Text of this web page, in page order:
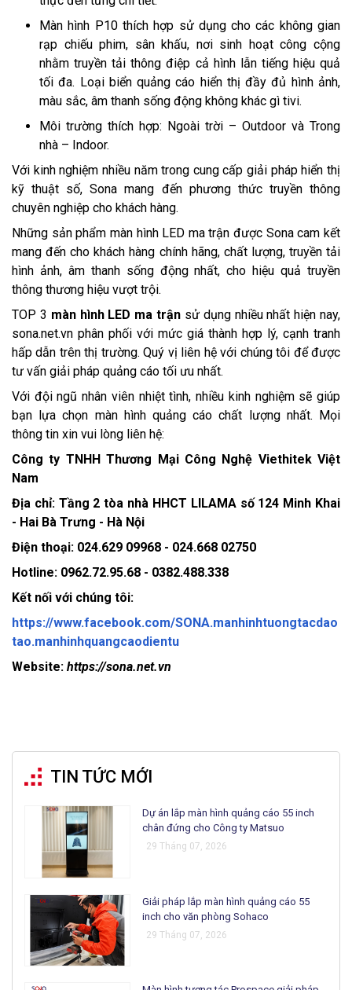
Màn hình P10 thích hợp sử dụng cho các không gian
rạp chiếu phim, sân khấu, nơi sinh hoạt công cộng
nhằm truyền tải thông điệp cả hình lẫn tiếng hiệu quả
tối đa. Loại biển quảng cáo hiển thị đầy đủ hình ảnh,
màu sắc, âm thanh sống động không khác gì tivi.
Môi trường thích hợp: Ngoài trời – Outdoor và Trong
nhà – Indoor.
Với kinh nghiệm nhiều năm trong cung cấp giải pháp hiển thị
kỹ thuật số, Sona mang đến phương thức truyền thông
chuyên nghiệp cho khách hàng.
Những sản phẩm màn hình LED ma trận được Sona cam kết
mang đến cho khách hàng chính hãng, chất lượng, truyền tải
hình ảnh, âm thanh sống động nhất, cho hiệu quả truyền
thông thương hiệu vượt trội.
TOP 3 màn hình LED ma trận sử dụng nhiều nhất hiện nay,
sona.net.vn phân phối với mức giá thành hợp lý, cạnh tranh
hấp dẫn trên thị trường. Quý vị liên hệ với chúng tôi để được
tư vấn giải pháp quảng cáo tối ưu nhất.
Với đội ngũ nhân viên nhiệt tình, nhiều kinh nghiệm sẽ giúp
bạn lựa chọn màn hình quảng cáo chất lượng nhất. Mọi
thông tin xin vui lòng liên hệ:
Công ty TNHH Thương Mại Công Nghệ Viethitek Việt
Nam
Địa chỉ: Tầng 2 tòa nhà HHCT LILAMA số 124 Minh Khai
- Hai Bà Trưng - Hà Nội
Điện thoại: 024.629 09968 - 024.668 02750
Hotline: 0962.72.95.68 - 0382.488.338
Kết nối với chúng tôi:
https://www.facebook.com/SONA.manhinhtuongtacdao
tao.manhinhquangcaodientu
Website: https://sona.net.vn
TIN TỨC MỚI
Dự án lắp màn hình quảng cáo 55 inch
chân đứng cho Công ty Matsuo
29 Tháng 07, 2026
Giải pháp lắp màn hình quảng cáo 55
inch cho văn phòng Sohaco
29 Tháng 07, 2026